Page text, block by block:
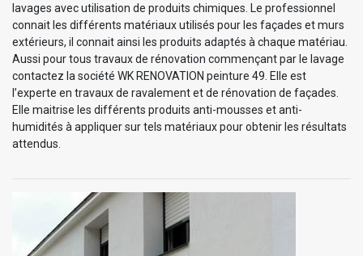
lavages avec utilisation de produits chimiques. Le professionnel
connait les différents matériaux utilisés pour les façades et murs
extérieurs, il connait ainsi les produits adaptés à chaque matériau.
Aussi pour tous travaux de rénovation commençant par le lavage
contactez la société WK RENOVATION peinture 49. Elle est
l’experte en travaux de ravalement et de rénovation de façades.
Elle maitrise les différents produits anti-mousses et anti-
humidités à appliquer sur tels matériaux pour obtenir les résultats
attendus.